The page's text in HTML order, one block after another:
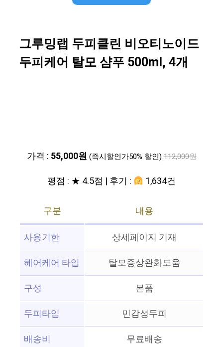
그루밍랩 두피클린 비오티노이드
두피케어 탈모 샴푸 500ml, 4개
가격 : 55,000원 (즉시할인가50% 할인) 112,000원
평점 : ★ 4.5점 | 후기 : 1,634건
구분
내용
사용기한
상세페이지 기재
헤어케어 타입
탈모증상완화도움
구성
본품
두피타입
민감성두피
배송비
무료배송